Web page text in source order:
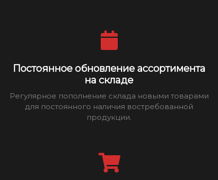
Постоянное обновление ассортимента
на складе
Регулярное пополнение склада новыми товарами
для постоянного наличия востребованной
продукции.